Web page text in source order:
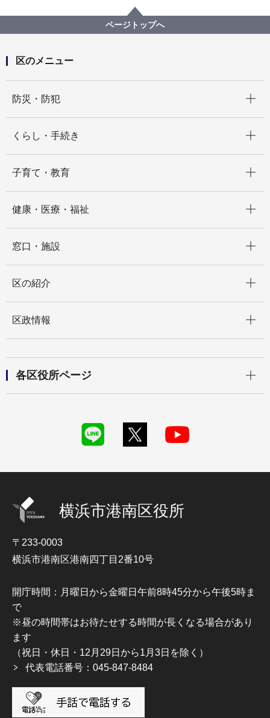
【終了】令和5年度港南区読書講演会について
ページトップへ
区のメニュー
防災・防犯
くらし・手続き
子育て・教育
健康・医療・福祉
窓口・施設
区の紹介
区政情報
各区役所ページ
横浜市港南区役所
〒233-0003
横浜市港南区港南四丁目2番10号
開庁時間：月曜日から金曜日午前8時45分から午後5時ま
で
※昼の時間帯はお待たせする時間が長くなる場合があり
ます
（祝日・休日・12月29日から1月3日を除く）
代表電話番号：045-847-8484